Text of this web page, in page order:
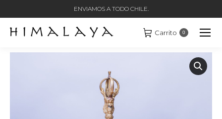
ENVIAMOS A TODO CHILE.
Carrito 0